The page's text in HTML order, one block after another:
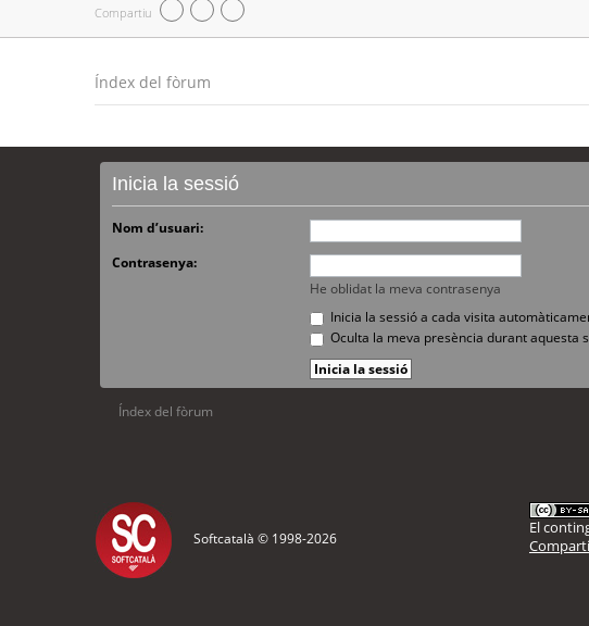
Compartiu
Índex del fòrum
Inicia la sessió
Nom d’usuari:
Contrasenya:
He oblidat la meva contrasenya
Inicia la sessió a cada visita
Oculta la meva presència durant aquesta
Índex del fòrum
Softcatalà © 1998-2026
El